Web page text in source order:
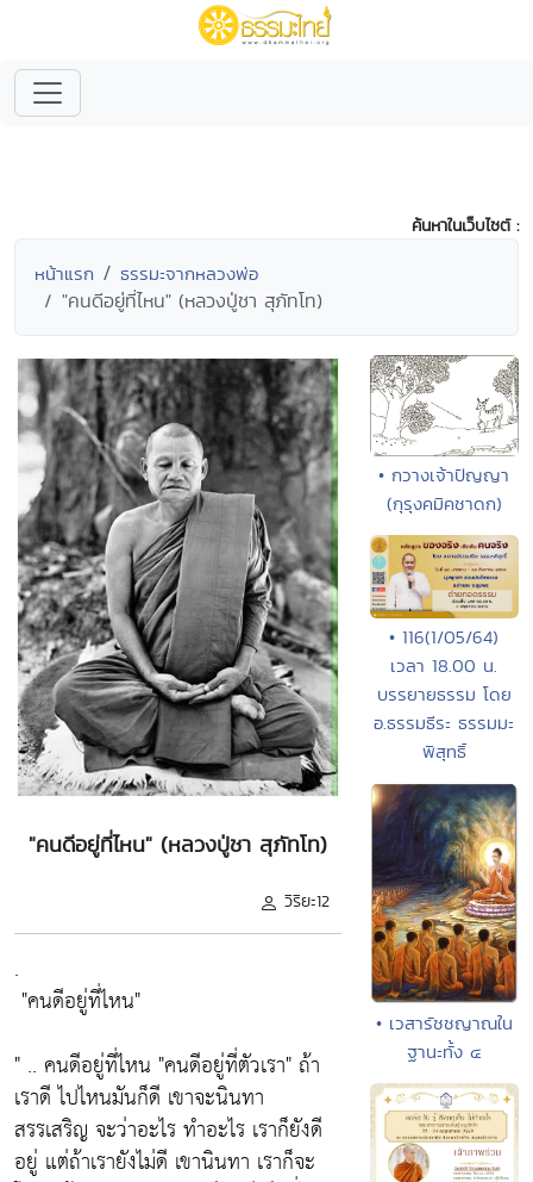
ค้นหาในเว็บไซต์ :
หน้าแรก ธรรมะจากหลวงพ่อ
"คนดีอยู่ที่ไหน" (หลวงปู่ชา สุภัทโท)
"คนดีอยู่ที่ไหน" (หลวงปู่ชา สุภัทโท)
วิริยะ12
.
"คนดีอยู่ที่ไหน"
" .. คนดีอยู่ที่ไหน "คนดีอยู่ที่ตัวเรา"ถ้า
เราดี ไปไหนมันก็ดี เขาจะนินทา
สรรเสริญ จะว่าอะไร ทำอะไร เราก็ยังดี
อยู่ แต่ถ้าเรายังไม่ดี เขานินทา เราก็จะ
• กวางเจ้าปัญญา
(กุรุงคมิคชาดก)
• 116(1/05/64)
เวลา 18.00 น.
บรรยายธรรม โดย
อ.ธรรมธีระ ธรรมมะ
พิสุทธิ์
• เวสารัชชญาณใน
ฐานะทั้ง ๔